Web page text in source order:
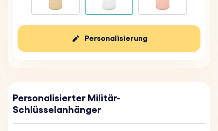
Personalisierung
Personalisierter Militär-
Schlüsselanhänger